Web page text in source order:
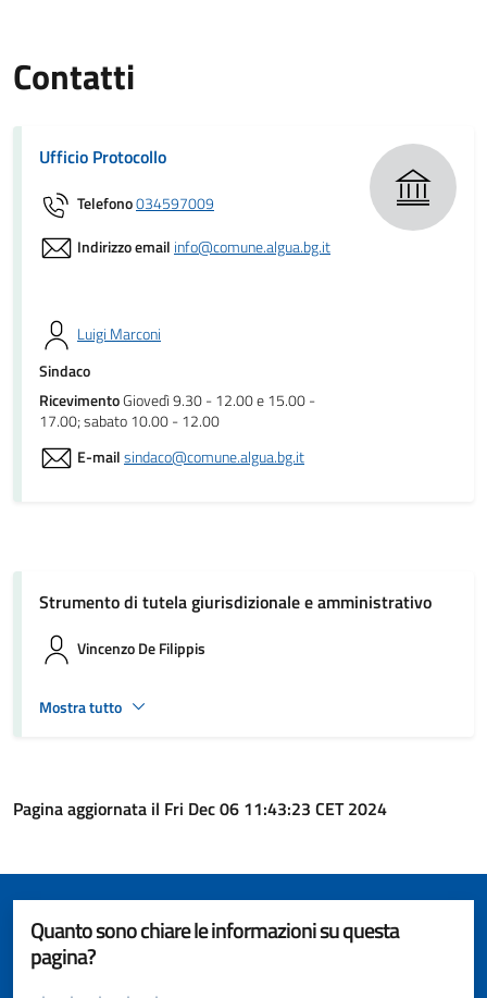
Contatti
Ufficio Protocollo
Telefono034597009
Indirizzo email info@comune.algua.bg.it
Luigi Marconi
Sindaco
RicevimentoGiovedì 9.30 - 12.00 e 15.00 -
17.00; sabato 10.00 - 12.00
E-mailsindaco@comune.algua.bg.it
Strumento di tutela giurisdizionale e amministrativo
Vincenzo De Filippis
Mostra tutto
Pagina aggiornata il Fri Dec 06 11:43:23 CET 2024
Quanto sono chiare le informazioni su questa
pagina?